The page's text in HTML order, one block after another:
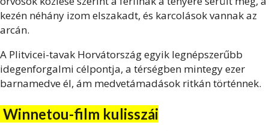
kezén néhány izom elszakadt, és karcolások vannak az
arcán.
A Plitvicei-tavak Horvátország egyik legnépszerűbb
idegenforgalmi célpontja, a térségben mintegy ezer
barnamedve él, ám medvetámadások ritkán történnek.
Winnetou-film kulisszái